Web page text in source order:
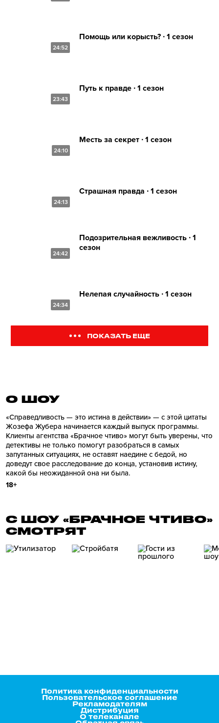
24:52
Помощь или корысть? ∙ 1 сезон
23:43
Путь к правде ∙ 1 сезон
24:10
Месть за секрет ∙ 1 сезон
24:13
Страшная правда ∙ 1 сезон
24:42
Подозрительная вежливость ∙ 1
сезон
24:34
Нелепая случайность ∙ 1 сезон
ПОКАЗАТЬ ЕЩЕ
О ШОУ
«Справедливость — это истина в действии» — с этой цитаты
Жозефа Жубера начинается каждый выпуск программы.
Клиенты агентства «Брачное чтиво» могут быть уверены, что
детективы не только помогут разобраться в самых
запутанных ситуациях, не оставят наедине с бедой, но
доведут свое расследование до конца, установив истину,
какой бы неожиданной она ни была.
18+
С ШОУ «БРАЧНОЕ ЧТИВО»
СМОТРЯТ
Политика конфиденциальности
Пользовательское соглашение
Рекламодателям
Дистрибуция
О телеканале